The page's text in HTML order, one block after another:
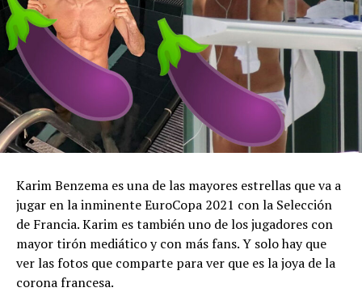
Karim Benzema es una de las mayores estrellas que va a
jugar en la inminente EuroCopa 2021 con la Selección
de Francia. Karim es también uno de los jugadores con
mayor tirón mediático y con más fans. Y solo hay que
ver las fotos que comparte para ver que es la joya de la
corona francesa.